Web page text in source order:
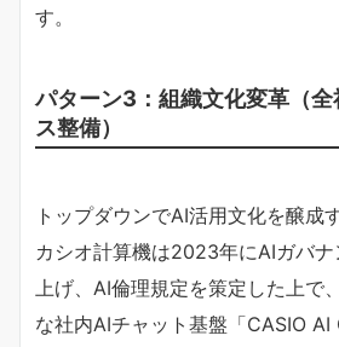
す。
パターン3：組織文化変革（
ス整備）
トップダウンでAI活用文化を醸成
カシオ計算機は2023年にAIガバ
上げ、AI倫理規定を策定した上で
な社内AIチャット基盤「CASIO AI